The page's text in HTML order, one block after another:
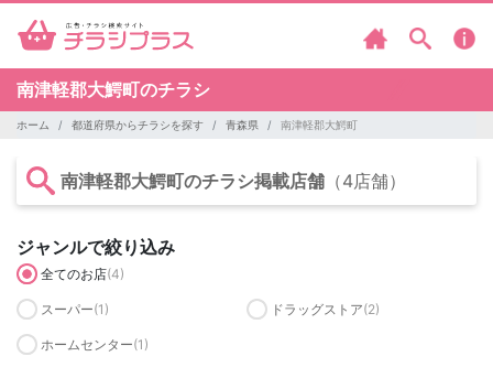
南津軽郡大鰐町のチラシ
ホーム 都道府県からチラシを探す 青森県 南津軽郡大鰐町
南津軽郡大鰐町のチラシ掲載店舗 （4店舗）
ジャンルで絞り込み
全てのお店(4)
スーパー(1) ドラッグストア(2)
ホームセンター(1)